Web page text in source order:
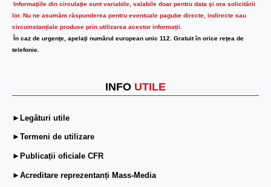
Informaţiile din circulaţie sunt variabile, valabile doar pentru data şi ora solicitării
lor. Nu ne asumăm răspunderea pentru eventuale pagube directe, indirecte sau
circumstanțiale produse prin utilizarea acestor informații.
În caz de urgenţe, apelaţi numărul european unic 112. Gratuit în orice reţea de
telefonie.
INFO UTILE
►Legături utile
►Termeni de utilizare
►Publicații oficiale CFR
►Acreditare reprezentanți Mass-Media